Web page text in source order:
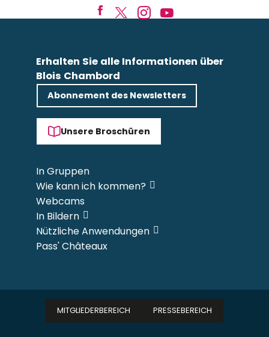
Erhalten Sie alle Informationen über
Blois Chambord
Abonnement des Newsletters
Unsere Broschüren
In Gruppen
Wie kann ich kommen?
Webcams
In Bildern
Nützliche Anwendungen
Pass' Châteaux
MITGLIEDERBEREICH PRESSEBEREICH